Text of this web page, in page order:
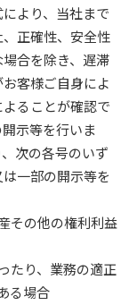
より、当社まで
正確性、安全性
合を除き、遅滞
客様ご自身によ
ることが確認で
示等を行いま
次の各号のいず
一部の開示等を
その他の権利利益
たり、業務の適正
る場合